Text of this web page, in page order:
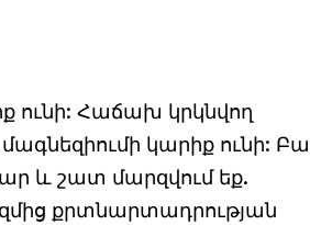
ունի: Հաճախ կրկնվող
կարիք ունի:
և շատ մարզվում եք.
քրտնարտադրության